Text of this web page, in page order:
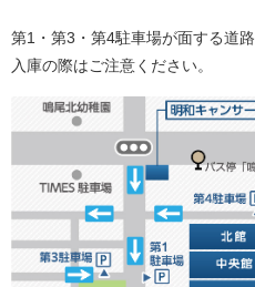
第1・第3・第4駐車場が面する道
入庫の際はご注意ください。